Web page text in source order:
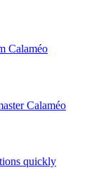
Calaméo
Calaméo
quickly